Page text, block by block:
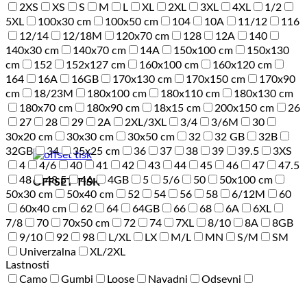
OFFSET TISK
2XS
XS S M L XL 2XL 3XL 4XL
1/2
5XL
100x30 cm 100x50 cm 104 10A 11/12
116
12/14
12/18M 120x70 cm 128 12A
140
140x30 cm
140x70 cm 14A 150x100 cm
150x130
cm
152 152x127 cm 160x100 cm
160x120 cm
164
16A 16GB 170x130 cm 170x150 cm
170x90
cm
18/23M 180x100 cm 180x110 cm
180x130 cm
180x70 cm
180x90 cm 18x15 cm 200x150 cm
26
27
28 29 2A 2XL/3XL 3/4 3/6M
30
30x20 cm
30x30 cm 30x50 cm 32 32 GB
32B
32GB
34 35x25 cm 36 37 38 39 39.5
3XS
4
4/6 40 41 42 43 44 45 46 47
47.5
48
48.5 4A 4GB 5 5/6 50
50x100 cm
50x30 cm
50x40 cm 52 54 56 58 6/12M
60
60x40 cm
62 64 64GB 66 68 6A
6XL
7/8
70 70x50 cm 72 74 7XL 8/10 8A
8GB
9/10
92 98 L/XL LX M/L MN S/M
SM
Univerzalna
XL/2XL
Lastnosti
Camo
Gumbi Loose Navadni
Odsevni